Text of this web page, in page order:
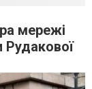
мережі
Рудакової